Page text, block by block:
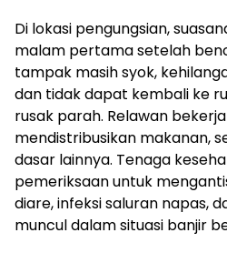
Di lokasi pengungsian,
malam pertama setelah
tampak masih syok,
dan tidak dapat kembali ke
rusak parah. Relawan
mendistribusikan makanan,
dasar lainnya. Tenaga
pemeriksaan untuk
diare, infeksi saluran napas,
muncul dalam situasi banjir